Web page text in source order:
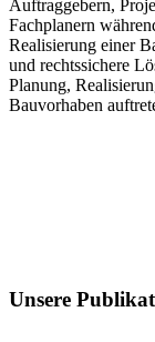
Auftraggebern,
Fachplanern
Realisierung einer
und rechtssichere
Planung,
Bauvorhaben
Unsere